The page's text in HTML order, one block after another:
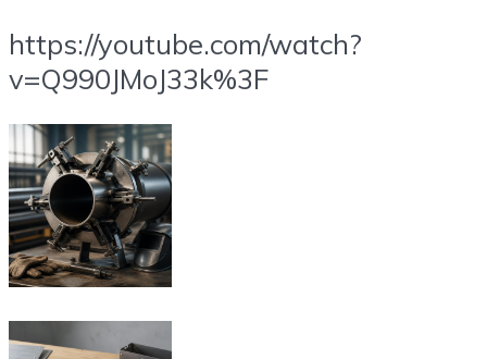
https://youtube.com/watch?
v=Q990JMoJ33k%3F